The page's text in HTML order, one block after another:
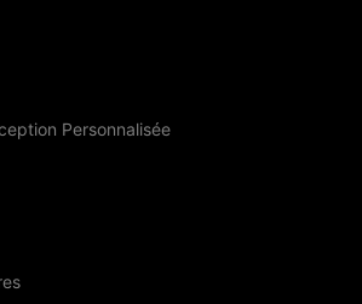
Personnalisée